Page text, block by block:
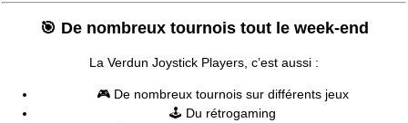
🎯 De nombreux tournois tout le week-end
La Verdun Joystick Players, c’est aussi :
🎮 De nombreux tournois sur différents jeux
🕹️ Du rétrogaming